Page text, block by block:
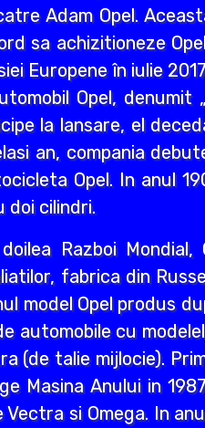
Adam Opel.
sa achizitioneze
Europene în iulie
Opel,
la lansare, el
an, compania
Opel. In anul
doi cilindri.
Razboi
fabrica din
model Opel produs
automobile cu
(de talie mijlocie).
Masina Anului in
si Omega. In